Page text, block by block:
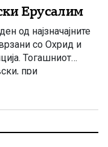
Ерусалим
од најзначајните
со Охрид и
Тогашниот
при
бил
побарал прво да